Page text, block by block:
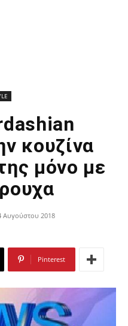
κουζίνα
μόνο με
Αυγούστου 2018
Pinterest